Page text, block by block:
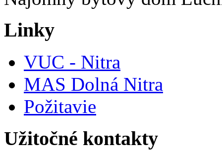
Linky
VUC - Nitra
MAS Dolná Nitra
Požitavie
Užitočné kontakty